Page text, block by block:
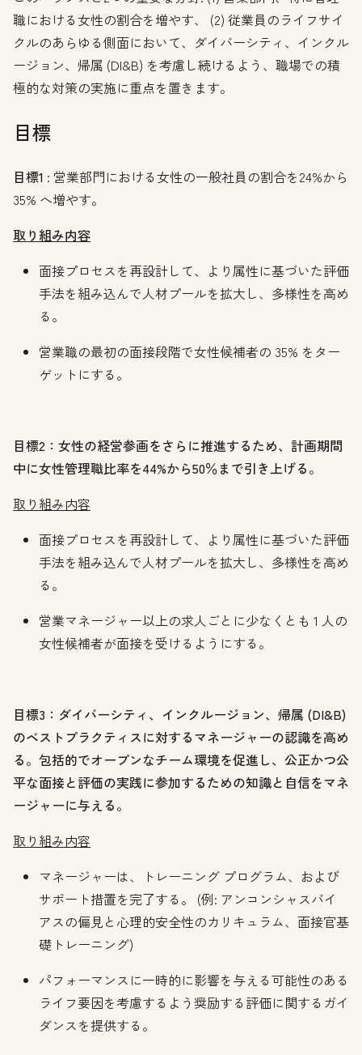
職における女性の割合を増やす、 (2) 従業員のライフサイ
クルのあらゆる側面において、ダイバーシティ、インクル
ージョン、帰属 (DI&B) を考慮し続けるよう、職場での積
極的な対策の実施に重点を置きます。
目標
目標1 : 営業部門における女性の一般社員の割合を24%から
35% へ増やす。
取り組み内容
面接プロセスを再設計して、より属性に基づいた評価
手法を組み込んで人材プールを拡大し、多様性を高め
る。
営業職の最初の面接段階で女性候補者の 35% をター
ゲットにする。
目標2：女性の経営参画をさらに推進するため、計画期間
中に女性管理職比率を44%から50％まで引き上げる。
取り組み内容
面接プロセスを再設計して、より属性に基づいた評価
手法を組み込んで人材プールを拡大し、多様性を高め
る。
営業マネージャー以上の求人ごとに少なくとも 1 人の
女性候補者が面接を受けるようにする。
目標3：ダイバーシティ、インクルージョン、帰属 (DI&B)
のベストプラクティスに対するマネージャーの認識を高め
る。包括的でオープンなチーム環境を促進し、公正かつ公
平な面接と評価の実践に参加するための知識と自信をマネ
ージャーに与える。
取り組み内容
マネージャーは、トレーニング プログラム、および
サポート措置を完了する。 (例: アンコンシャスバイ
アスの偏見と心理的安全性のカリキュラム、面接官基
礎トレーニング)
パフォーマンスに一時的に影響を与える可能性のある
ライフ要因を考慮するよう奨励する評価に関するガイ
ダンスを提供する。